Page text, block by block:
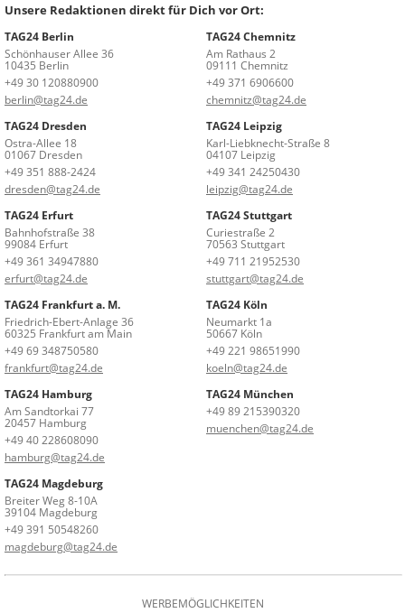
Unsere Redaktionen direkt für Dich vor Ort:
TAG24 Berlin
Schönhauser Allee 36
10435 Berlin
+49 30 120880900
berlin@tag24.de
TAG24 Chemnitz
Am Rathaus 2
09111 Chemnitz
+49 371 6906600
chemnitz@tag24.de
TAG24 Dresden
Ostra-Allee 18
01067 Dresden
+49 351 888-2424
dresden@tag24.de
TAG24 Leipzig
Karl-Liebknecht-Straße 8
04107 Leipzig
+49 341 24250430
leipzig@tag24.de
TAG24 Erfurt
Bahnhofstraße 38
99084 Erfurt
+49 361 34947880
erfurt@tag24.de
TAG24 Stuttgart
Curiestraße 2
70563 Stuttgart
+49 711 21952530
stuttgart@tag24.de
TAG24 Frankfurt a. M.
Friedrich-Ebert-Anlage 36
60325 Frankfurt am Main
+49 69 348750580
frankfurt@tag24.de
TAG24 Köln
Neumarkt 1a
50667 Köln
+49 221 98651990
koeln@tag24.de
TAG24 Hamburg
Am Sandtorkai 77
20457 Hamburg
+49 40 228608090
hamburg@tag24.de
TAG24 München
+49 89 215390320
muenchen@tag24.de
TAG24 Magdeburg
Breiter Weg 8-10A
39104 Magdeburg
+49 391 50548260
magdeburg@tag24.de
WERBEMÖGLICHKEITEN